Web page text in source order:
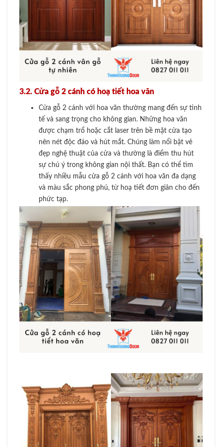
3.2. Cửa gỗ 2 cánh có hoạ tiết hoa văn
Cửa gỗ 2 cánh với hoa văn thường mang đến sự tinh
tế và sang trọng cho không gian. Những hoa văn
được chạm trổ hoặc cắt laser trên bề mặt cửa tạo
nên nét độc đáo và hút mắt. Chúng làm nổi bật vẻ
đẹp nghệ thuật của cửa và thường là điểm thu hút
sự chú ý trong không gian nội thất. Bạn có thể tìm
thấy nhiều mẫu cửa gỗ 2 cánh với hoa văn đa dạng
và màu sắc phong phú, từ hoạ tiết đơn giản cho đến
phức tạp.